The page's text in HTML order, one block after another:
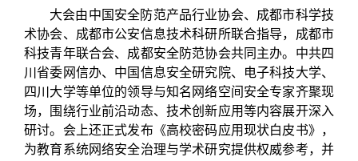
大会由中国安全防范产品行业协会、成都市科学技
术协会、成都市公安信息技术科研所联合指导，成都市
科技青年联合会、成都安全防范协会共同主办。中共四
川省委网信办、中国信息安全研究院、电子科技大学、
四川大学等单位的领导与知名网络空间安全专家齐聚现
场，围绕行业前沿动态、技术创新应用等内容展开深入
研讨。会上还正式发布《高校密码应用现状白皮书》，
为教育系统网络安全治理与学术研究提供权威参考，并